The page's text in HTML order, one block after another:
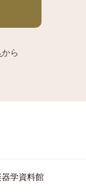
から
器学資料館